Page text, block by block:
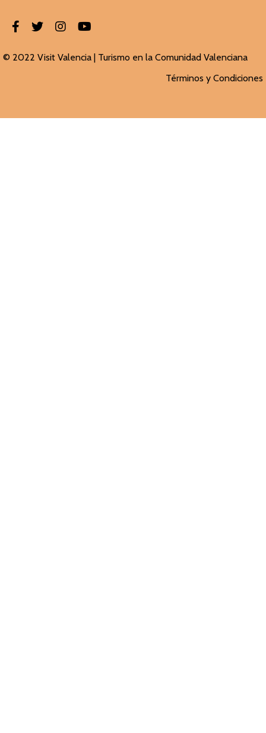
© 2022 Visit Valencia | Turismo en la Comunidad Valenciana
Términos y Condiciones